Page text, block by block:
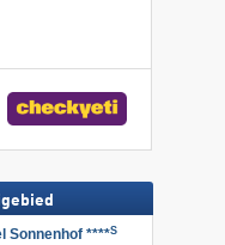
Sonnenhof ****S